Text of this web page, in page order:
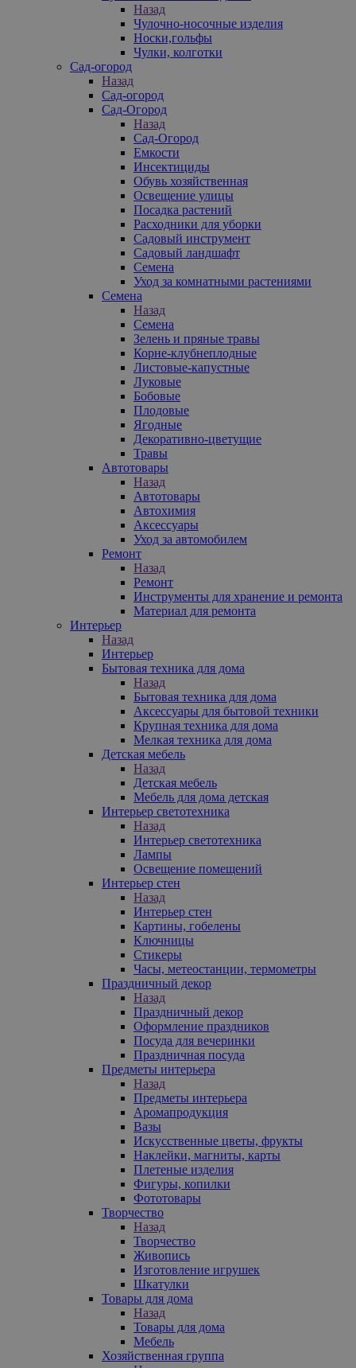
Назад
Чулочно-носочные изделия
Носки,гольфы
Чулки, колготки
Сад-огород
Назад
Сад-огород
Сад-Огород
Назад
Сад-Огород
Емкости
Инсектициды
Обувь хозяйственная
Освещение улицы
Посадка растений
Расходники для уборки
Садовый инструмент
Садовый ландшафт
Семена
Уход за комнатными растениями
Семена
Назад
Семена
Зелень и пряные травы
Корне-клубнеплодные
Листовые-капустные
Луковые
Бобовые
Плодовые
Ягодные
Декоративно-цветущие
Травы
Автотовары
Назад
Автотовары
Автохимия
Аксессуары
Уход за автомобилем
Ремонт
Назад
Ремонт
Инструменты для хранение и ремонта
Материал для ремонта
Интерьер
Назад
Интерьер
Бытовая техника для дома
Назад
Бытовая техника для дома
Аксессуары для бытовой техники
Крупная техника для дома
Мелкая техника для дома
Детская мебель
Назад
Детская мебель
Мебель для дома детская
Интерьер светотехника
Назад
Интерьер светотехника
Лампы
Освещение помещений
Интерьер стен
Назад
Интерьер стен
Картины, гобелены
Ключницы
Стикеры
Часы, метеостанции, термометры
Праздничный декор
Назад
Праздничный декор
Оформление праздников
Посуда для вечеринки
Праздничная посуда
Предметы интерьера
Назад
Предметы интерьера
Аромапродукция
Вазы
Искусственные цветы, фрукты
Наклейки, магниты, карты
Плетеные изделия
Фигуры, копилки
Фототовары
Творчество
Назад
Творчество
Живопись
Изготовление игрушек
Шкатулки
Товары для дома
Назад
Товары для дома
Мебель
Хозяйственная группа